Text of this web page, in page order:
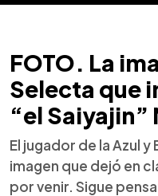
FOTO. La
Selecta que
“el Saiyajin”
El jugador de la Azul
imagen que dejó en
por venir. Sigue